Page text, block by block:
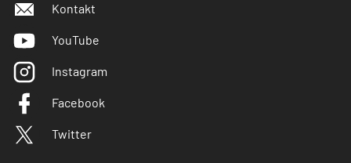
Kontakt
YouTube
Instagram
Facebook
Twitter